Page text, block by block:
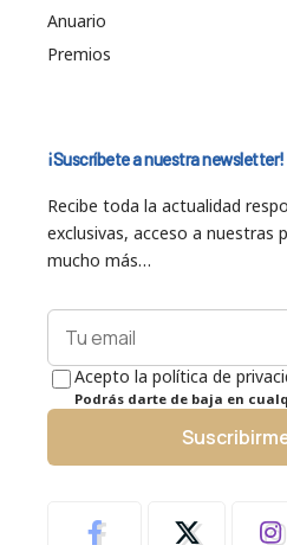
Anuario
Premios
¡Suscríbete a nuestra newsletter!
Recibe toda la actualidad
exclusivas, acceso a nuestras
mucho más…
Acepto la política de
Podrás darte de baja en